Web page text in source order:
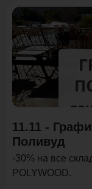
11.11 -
Поливуд
-30% на все
POLYWOOD.